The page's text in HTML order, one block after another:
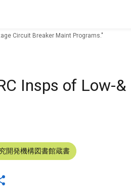
Circuit Breaker Maint Programs."
Insps of Low-
開発機構図書館蔵書